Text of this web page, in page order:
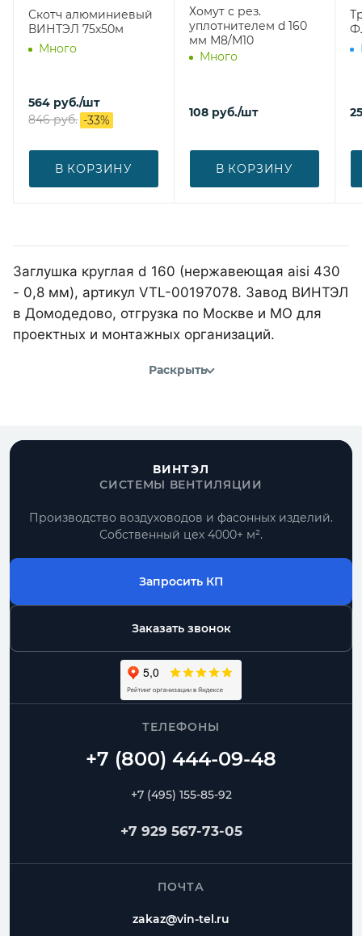
Скотч алюминиевый
ВИНТЭЛ 75х50м
Много
564 руб./шт
846руб. -33%
В КОРЗИНУ
Хомут с рез.
уплотнителем d 160
мм М8/М10
Много
108 руб./шт
В КОРЗИНУ
Заглушка круглая d 160 (нержавеющая aisi 430
- 0,8 мм), артикул VTL-00197078. Завод ВИНТЭЛ
в Домодедово, отгрузка по Москве и МО для
проектных и монтажных организаций.
Раскрыть
ВИНТЭЛ
СИСТЕМЫ ВЕНТИЛЯЦИИ
Производство воздуховодов и фасонных изделий.
Собственный цех 4000+ м².
Запросить КП
Заказать звонок
ТЕЛЕФОНЫ
+7 (495) 155-85-92
+7 929 567-73-05
ПОЧТА
zakaz@vin-tel.ru